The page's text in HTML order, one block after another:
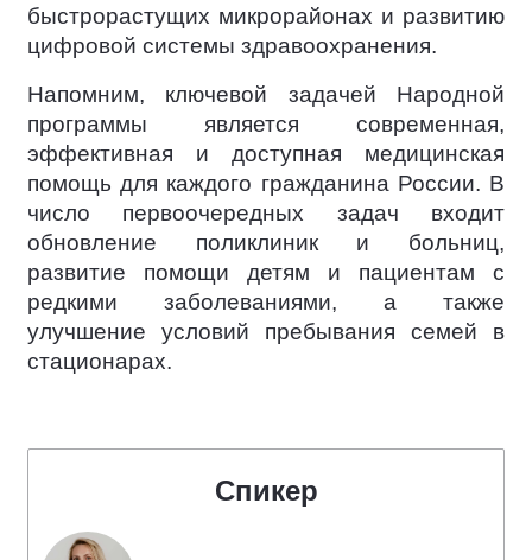
быстрорастущих микрорайонах и развитию
цифровой системы здравоохранения.
Напомним, ключевой задачей Народной
программы является современная,
эффективная и доступная медицинская
помощь для каждого гражданина России. В
число первоочередных задач входит
обновление поликлиник и больниц,
развитие помощи детям и пациентам с
редкими заболеваниями, а также
улучшение условий пребывания семей в
стационарах.
Спикер